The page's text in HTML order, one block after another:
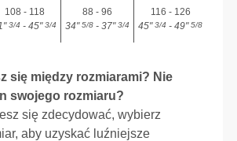
108 - 118
3/4 - 45"3/4
88 - 96
34"5/8 - 37"3/4
116 - 126
45"3/4 - 49"5/8
się między rozmiarami? Nie
swojego rozmiaru?
się zdecydować, wybierz
aby uzyskać luźniejsze